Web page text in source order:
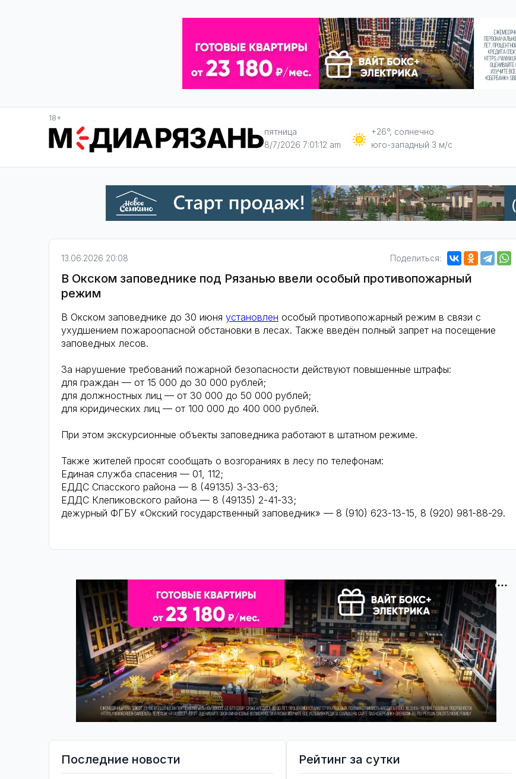
18+
пятница
8/7/2026 7:01:12 am
+26°, солнечно
юго-западный 3 м/с
13.06.2026 20:08 Поделиться:
В Окском заповеднике под Рязанью ввели особый противопожарный
режим
В Окском заповеднике до 30 июня установлен особый противопожарный режим в связи с
ухудшением пожароопасной обстановки в лесах. Также введён полный запрет на посещение
заповедных лесов.
За нарушение требований пожарной безопасности действуют повышенные штрафы:
для граждан — от 15 000 до 30 000 рублей;
для должностных лиц — от 30 000 до 50 000 рублей;
для юридических лиц — от 100 000 до 400 000 рублей.
При этом экскурсионные объекты заповедника работают в штатном режиме.
Также жителей просят сообщать о возгораниях в лесу по телефонам:
Единая служба спасения — 01, 112;
ЕДДС Спасского района — 8 (49135) 3-33-63;
ЕДДС Клепиковского района — 8 (49135) 2-41-33;
дежурный ФГБУ «Окский государственный заповедник» — 8 (910) 623-13-15, 8 (920) 981-88-29.
Последние новости
Рейтинг за сутки